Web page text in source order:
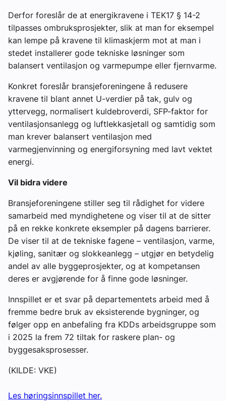
Derfor foreslår de at energikravene i TEK17 § 14-2
tilpasses ombruksprosjekter, slik at man for eksempel
kan lempe på kravene til klimaskjerm mot at man i
stedet installerer gode tekniske løsninger som
balansert ventilasjon og varmepumpe eller fjernvarme.
Konkret foreslår bransjeforeningene å redusere
kravene til blant annet U-verdier på tak, gulv og
yttervegg, normalisert kuldebroverdi, SFP-faktor for
ventilasjonsanlegg og luftlekkasjetall og samtidig som
man krever balansert ventilasjon med
varmegjenvinning og energiforsyning med lavt vektet
energi.
Vil bidra videre
Bransjeforeningene stiller seg til rådighet for videre
samarbeid med myndighetene og viser til at de sitter
på en rekke konkrete eksempler på dagens barrierer.
De viser til at de tekniske fagene – ventilasjon, varme,
kjøling, sanitær og slokkeanlegg – utgjør en betydelig
andel av alle byggeprosjekter, og at kompetansen
deres er avgjørende for å finne gode løsninger.
Innspillet er et svar på departementets arbeid med å
fremme bedre bruk av eksisterende bygninger, og
følger opp en anbefaling fra KDDs arbeidsgruppe som
i 2025 la frem 72 tiltak for raskere plan- og
byggesaksprosesser.
(KILDE: VKE)
Les høringsinnspillet her.